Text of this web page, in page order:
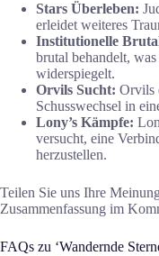
Stars Überleben:
erleidet weiteres
Institutionelle
brutal behandelt,
widerspiegelt.
Orvils Sucht: Orvils
Schusswechsel in
Lony’s Kämpfe:
versucht, eine
herzustellen.
Teilen Sie uns Ihre
Zusammenfassung im
FAQs zu ‘Wandernde